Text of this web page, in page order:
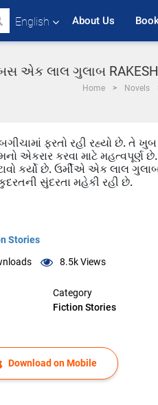
English About Us
એક લાલ ગુલાબ RAKESH
Home Novels
ફરતો રહી રહ્યો છે. તે
એકરાર કરવા માટે મહત્વપૂર્ણ
કર્યો છે. ઉર્મીએ એક લાલ
સુંદરતા મહેકી રહી છે.
Stories
8.5kViews
Category
Fiction Stories
Download on Mobile